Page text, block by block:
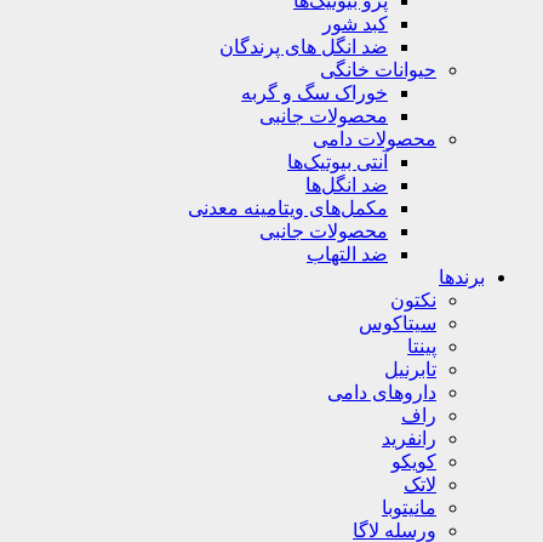
کبد شور
ضد انگل های پرندگان
حیوانات خانگی
خوراک سگ و گربه
محصولات جانبی
محصولات دامی
آنتی بیوتیک‌ها
ضد انگل‌ها
مکمل‌های ویتامینه معدنی
محصولات جانبی
ضد التهاب
برندها
نکتون
سیتاکوس
پینتا
تابرنیل
داروهای دامی
راف
رانفرید
کویکو
لاتک
مانیتوبا
ورسله لاگا